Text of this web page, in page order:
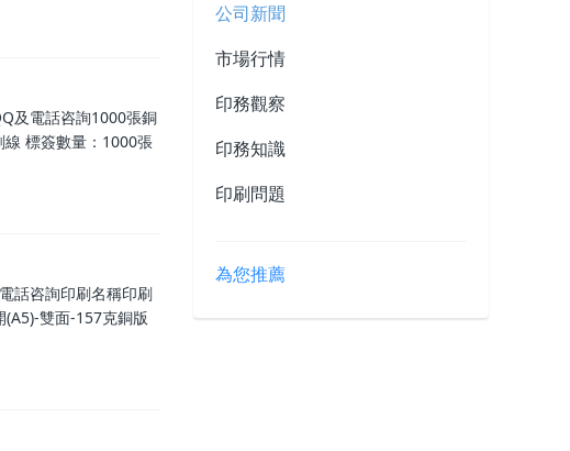
及電話咨詢1000張銅
標簽數量：1000張
話咨詢印刷名稱印刷
雙面-157克銅版
公司新聞
市場行情
印務觀察
印務知識
印刷問題
為您推薦